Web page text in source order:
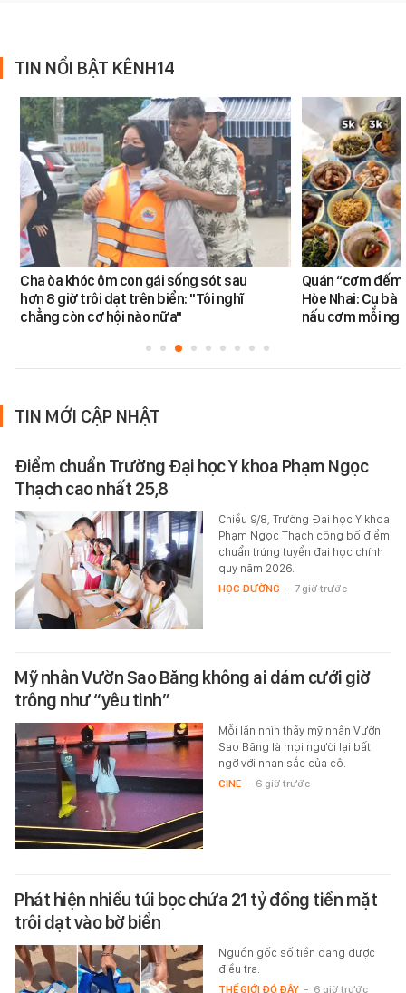
TIN NỔI BẬT KÊNH14
Cha òa khóc ôm con gái sống sót sau
hơn 8 giờ trôi dạt trên biển: "Tôi nghĩ
chẳng còn cơ hội nào nữa"
Quán “cơm
Hòe Nhai: Cụ
nấu cơm mỗi
TIN MỚI CẬP NHẬT
Điểm chuẩn Trường Đại học Y khoa Phạm Ngọc
Thạch cao nhất 25,8
Chiều 9/8, Trường Đại học Y khoa
Phạm Ngọc Thạch công bố điểm
chuẩn trúng tuyển đại học chính
quy năm 2026.
HỌC ĐƯỜNG - 7 giờ trước
Mỹ nhân Vườn Sao Băng không ai dám cưới giờ
trông như “yêu tinh”
Mỗi lần nhìn thấy mỹ nhân Vườn
Sao Băng là mọi người lại bất
ngờ với nhan sắc của cô.
CINE - 6 giờ trước
Phát hiện nhiều túi bọc chứa 21 tỷ đồng tiền mặt
trôi dạt vào bờ biển
Nguồn gốc số tiền đang được
điều tra.
THẾ GIỚI ĐÓ ĐÂY - 6 giờ trước